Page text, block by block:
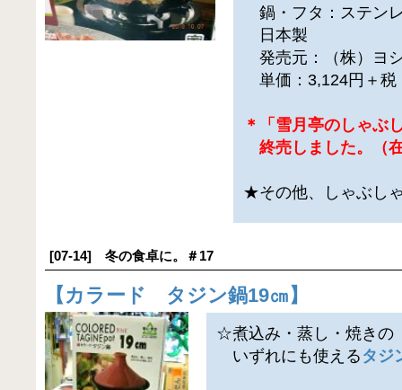
鍋・フタ：ステン
日本製
発売元：（株）ヨ
単価：3,124円＋税
＊「雪月亭のしゃぶ
終売しました。（
★その他、しゃぶし
[07-14] 冬の食卓に。＃17
【 カラード タジン鍋19㎝ 】
☆煮込み・蒸し・焼きの
いずれにも使える タジ